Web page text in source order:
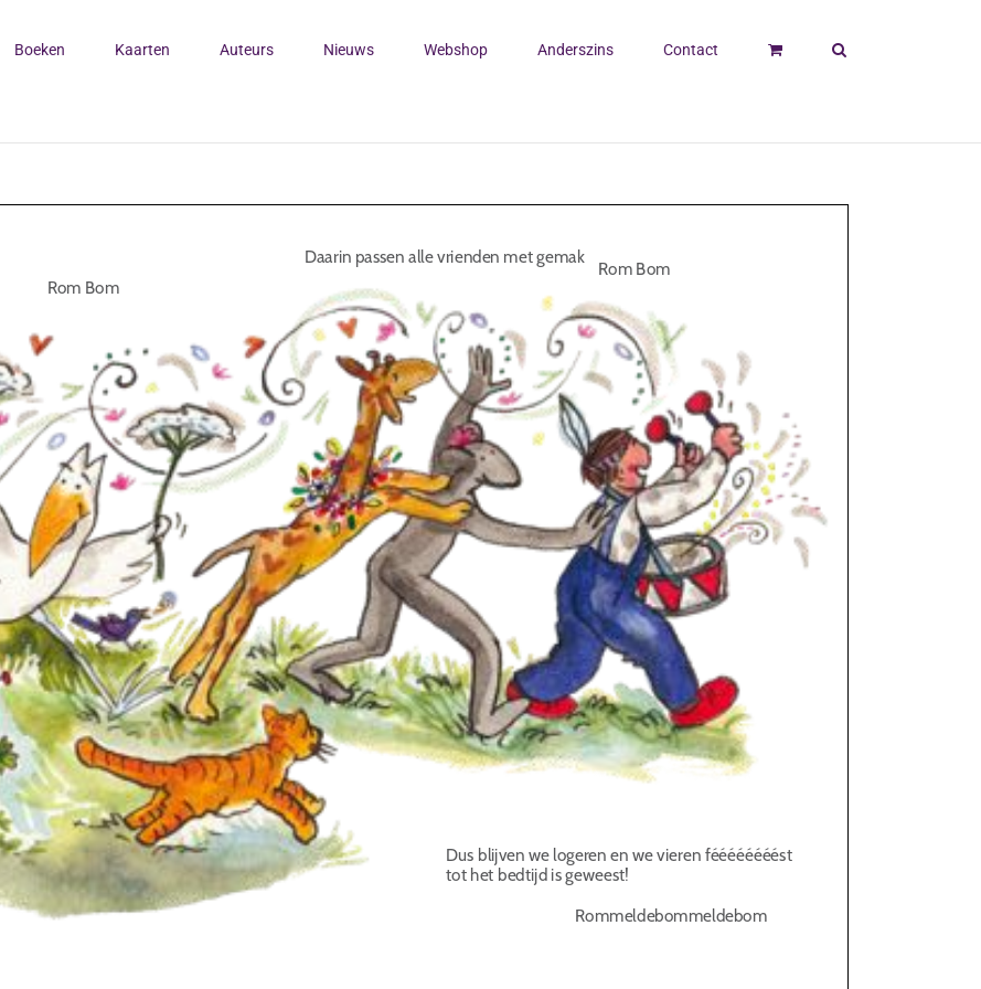
Boeken Kaarten Auteurs Nieuws Webshop Anderszins Contact
Dus blijven we logeren en we vieren féééééééést
tot het bedtijd is geweest!
Rommeldebommeldebom
Daarin passen alle vrienden met gemak
Rom Bom
Rom Bom